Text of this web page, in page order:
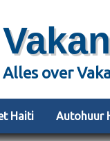
Alles over
Haiti Autohuur